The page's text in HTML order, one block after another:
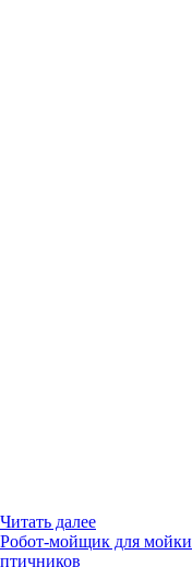
Читать далее
Робот-мойщик для мойки
птичников